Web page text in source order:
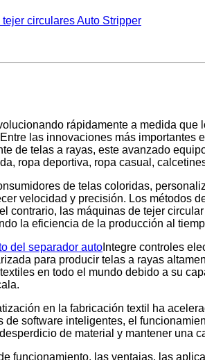
circulares Auto Stripper
rápidamente a medida
las innovaciones más
de telas a rayas, este avanzado
ropa deportiva, ropa casual,
de telas coloridas,
velocidad y precisión. Los métodos
contrario, las máquinas de tejer
la eficiencia de la producción al
del separador auto Integre controles
para producir telas a rayas
en todo el mundo debido a su
en la fabricación textil ha
de software inteligentes, el
de material y mantener una
funcionamiento, las ventajas, las